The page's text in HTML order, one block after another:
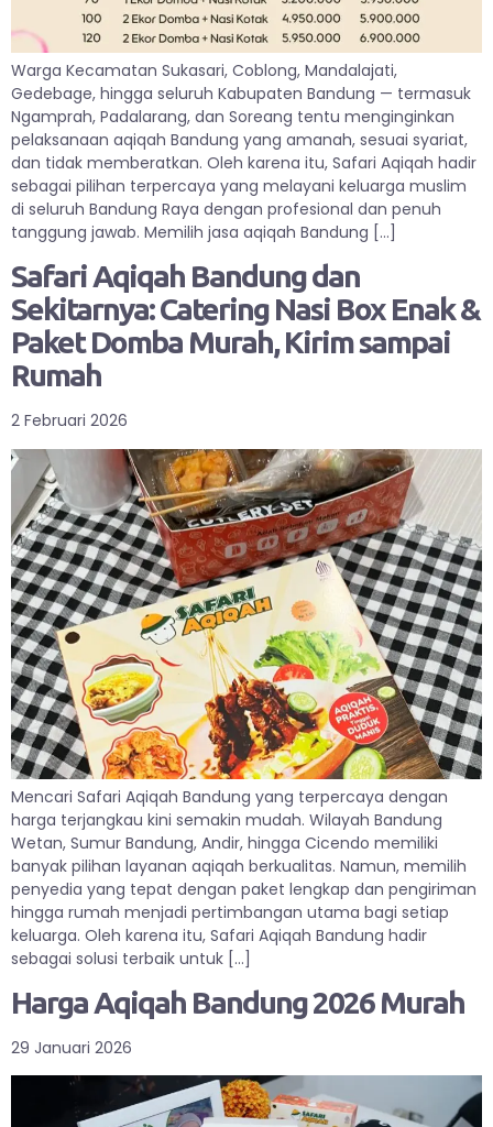
Warga Kecamatan Sukasari, Coblong, Mandalajati,
Gedebage, hingga seluruh Kabupaten Bandung — termasuk
Ngamprah, Padalarang, dan Soreang tentu menginginkan
pelaksanaan aqiqah Bandung yang amanah, sesuai syariat,
dan tidak memberatkan. Oleh karena itu, Safari Aqiqah hadir
sebagai pilihan terpercaya yang melayani keluarga muslim
di seluruh Bandung Raya dengan profesional dan penuh
tanggung jawab. Memilih jasa aqiqah Bandung […]
Safari Aqiqah Bandung dan
Sekitarnya: Catering Nasi Box Enak &
Paket Domba Murah, Kirim sampai
Rumah
2 Februari 2026
Mencari Safari Aqiqah Bandung yang terpercaya dengan
harga terjangkau kini semakin mudah. Wilayah Bandung
Wetan, Sumur Bandung, Andir, hingga Cicendo memiliki
banyak pilihan layanan aqiqah berkualitas. Namun, memilih
penyedia yang tepat dengan paket lengkap dan pengiriman
hingga rumah menjadi pertimbangan utama bagi setiap
keluarga. Oleh karena itu, Safari Aqiqah Bandung hadir
sebagai solusi terbaik untuk […]
Harga Aqiqah Bandung 2026 Murah
29 Januari 2026